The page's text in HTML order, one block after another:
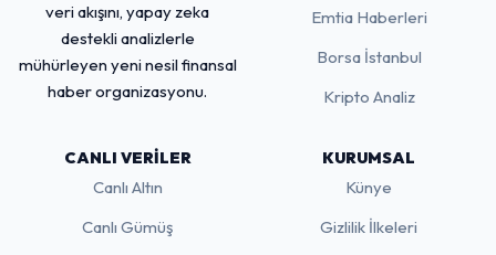
veri akışını, yapay zeka
destekli analizlerle
mühürleyen yeni nesil finansal
haber organizasyonu.
Emtia Haberleri
Borsa İstanbul
Kripto Analiz
CANLI VERILER
Canlı Altın
Canlı Gümüş
KURUMSAL
Künye
Gizlilik İlkeleri